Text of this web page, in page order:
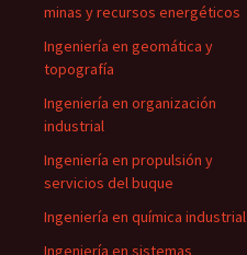
minas y recursos energéticos
Ingeniería en geomática y
topografía
Ingeniería en organización
industrial
Ingeniería en propulsión y
servicios del buque
Ingeniería en química industrial
Ingeniería en sistemas